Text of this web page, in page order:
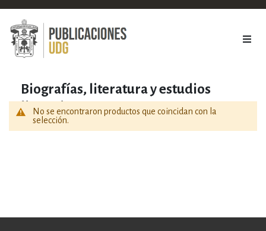
Biografías, literatura y estudios
literarios
No se encontraron productos que coincidan con la
selección.